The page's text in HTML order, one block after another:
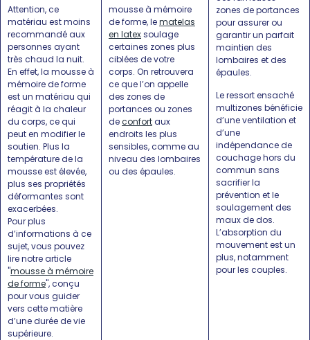
Attention, ce
matériau est moins
recommandé aux
personnes ayant
très chaud la nuit.
En effet, la mousse à
mémoire de forme
est un matériau qui
réagit à la chaleur
du corps, ce qui
peut en modifier le
soutien. Plus la
température de la
mousse est élevée,
plus ses propriétés
déformantes sont
exacerbées.
Pour plus
d’informations à ce
sujet, vous pouvez
lire notre article
"mousse à mémoire
de forme", conçu
pour vous guider
vers cette matière
d’une durée de vie
supérieure.
mousse à mémoire
de forme, lematelas
en latexsoulage
certaines zones plus
ciblées de votre
corps. On retrouvera
ce que l’on appelle
des zones de
portances ou zones
deconfortaux
endroits les plus
sensibles, comme au
niveau des lombaires
ou des épaules.
zones de portances
pour assurer ou
garantir un parfait
maintien des
lombaires et des
épaules.
Le ressort ensaché
multizones bénéficie
d’une ventilation et
d’une
indépendance de
couchage hors du
commun sans
sacrifier la
prévention et le
soulagement des
maux de dos.
L’absorption du
mouvement est un
plus, notamment
pour les couples.